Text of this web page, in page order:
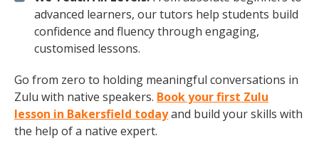
advanced learners, our tutors help students build
confidence and fluency through engaging,
customised lessons.
Go from zero to holding meaningful conversations in
Zulu with native speakers. Book your first Zulu
lesson in Bakersfield todayand build your skills with
the help of a native expert.